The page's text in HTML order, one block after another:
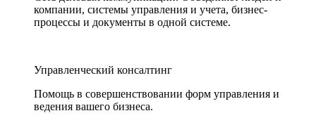
компании, системы управления и учета, бизнес-
процессы и документы в одной системе.
Управленческий консалтинг
Помощь в совершенствовании форм управления и
ведения вашего бизнеса.